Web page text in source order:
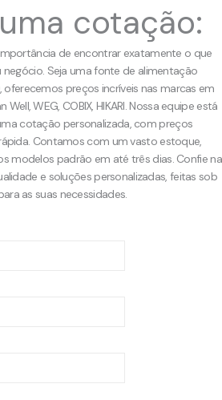
cotação:
de encontrar exatamente o que
negócio. Seja uma fonte de alimentação
oferecemos preços incríveis nas marcas em
WEG, COBIX, HIKARI. Nossa equipe está
cotação personalizada, com preços
Contamos com um vasto estoque,
modelos padrão em até três dias. Confie na
e soluções personalizadas, feitas sob
as suas necessidades.